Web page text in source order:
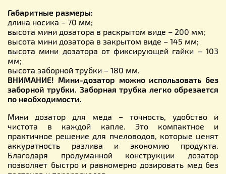
Габаритные размеры:
длина носика – 70 мм;
высота мини дозатора в раскрытом виде – 200 мм;
высота мини дозатора в закрытом виде – 145 мм;
высота мини дозатора от фиксирующей гайки – 103
мм;
высота заборной трубки – 180 мм.
ВНИМАНИЕ! Мини-дозатор можно использовать без
заборной трубки. Заборная трубка легко обрезается
по необходимости.
Мини дозатор для меда – точность, удобство и
чистота в каждой капле. Это компактное и
практичное решение для пчеловодов, которые ценят
аккуратность разлива и экономию продукта.
Благодаря продуманной конструкции дозатор
позволяет быстро и равномерно дозировать мед без